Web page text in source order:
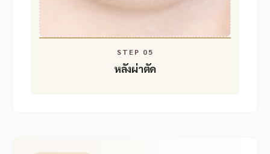
STEP 05
หลังผ่าตัด